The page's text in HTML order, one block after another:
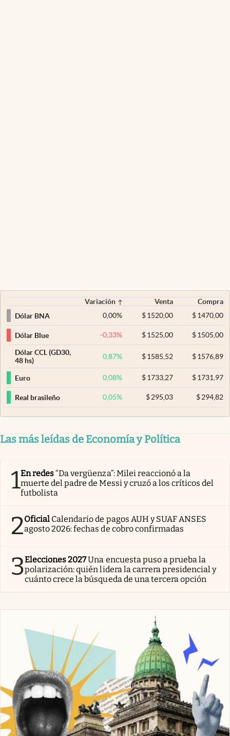
Variación Venta
Compra
Dólar BNA
0,00% $ 1520,00 $1470,00
Dólar Blue -0,33% $ 1525,00 $1505,00
Dólar CCL (GD30,
48 hs)
0,87% $ 1585,52 $1576,89
Euro 0,08% $ 1733,27 $1731,97
Real brasileño 0,05% $295,03 $294,82
Las más leídas de Economía y Política
1En redes“Da vergüenza”: Milei reaccionó a la
muerte del padre de Messi y cruzó a los críticos del
futbolista
2Oficial Calendario de pagos AUH y SUAF ANSES
agosto 2026: fechas de cobro confirmadas
3Elecciones 2027Una encuesta puso a prueba la
polarización: quién lidera la carrera presidencial y
cuánto crece la búsqueda de una tercera opción